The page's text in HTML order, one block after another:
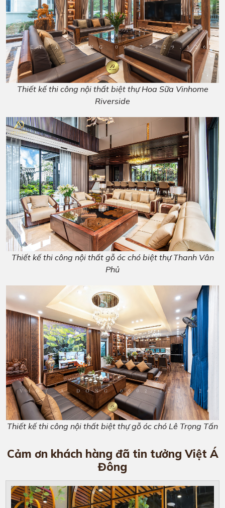
Thiết kế thi công nội thất biệt thự Hoa Sữa Vinhome
Riverside
Thiết kế thi công nội thất gỗ óc chó biệt thự Thanh Vân
Phủ
Thiết kế thi công nội thất biệt thự gỗ óc chó Lê Trọng Tấn
Cảm ơn khách hàng đã tin tưởng Việt Á
Đông